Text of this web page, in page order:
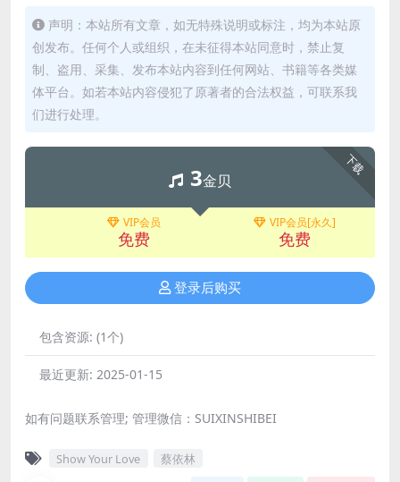
声明：本站所有文章，如无特殊说明或标注，均为本站原
创发布。任何个人或组织，在未征得本站同意时，禁止复
制、盗用、采集、发布本站内容到任何网站、书籍等各类媒
体平台。如若本站内容侵犯了原著者的合法权益，可联系我
们进行处理。
下载
3金贝
VIP会员
免费
VIP会员[永久]
免费
登录后购买
包含资源: (1个)
最近更新: 2025-01-15
如有问题联系管理; 管理微信：SUIXINSHIBEI
Show Your Love 蔡依林